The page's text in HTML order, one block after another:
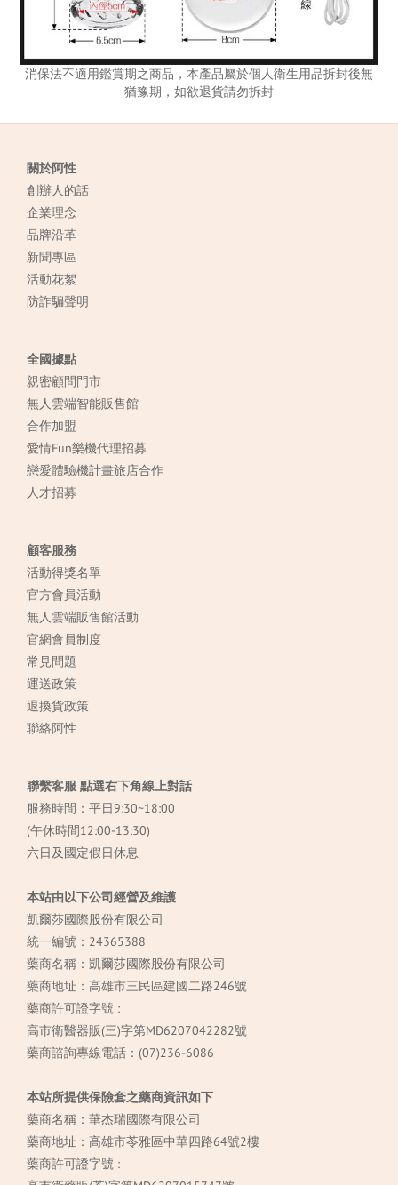
消保法不適用鑑賞期之商品，本產品屬於個人衛生用品拆封後無
猶豫期，如欲退貨請勿拆封
關於阿性
創辦人的話
企業理念
品牌沿革
新聞專區
活動花絮
防詐騙聲明
全國據點
親密顧問門市
無人雲端智能販售館
合作加盟
愛情Fun樂機代理招募
戀愛體驗機計畫旅店合作
人才招募
顧客服務
活動得獎名單
官方會員活動
無人雲端販售館活動
官網會員制度
常見問題
運送政策
退換貨政策
聯絡阿性
聯繫客服 點選右下角線上對話
服務時間：平日9:30~18:00
(午休時間12:00-13:30)
六日及國定假日休息
本站由以下公司經營及維護
凱爾莎國際股份有限公司
統一編號：24365388
藥商名稱：凱爾莎國際股份有限公司
藥商地址：高雄市三民區建國二路246號
藥商許可證字號 :
高市衛醫器販(三)字第MD6207042282號
藥商諮詢專線電話：(07)236-6086
本站所提供保險套之藥商資訊如下
藥商名稱：華杰瑞國際有限公司
藥商地址：高雄市苓雅區中華四路64號2樓
藥商許可證字號 :